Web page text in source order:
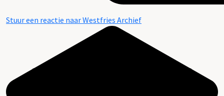
Stuur een reactie naar Westfries Archief